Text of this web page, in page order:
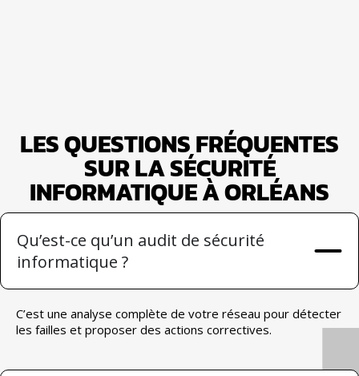
LES QUESTIONS FRÉQUENTES
SUR LA SÉCURITÉ
INFORMATIQUE À ORLÉANS
Qu’est-ce qu’un audit de sécurité
informatique ?
C’est une analyse complète de votre réseau pour détecter
les failles et proposer des actions correctives.